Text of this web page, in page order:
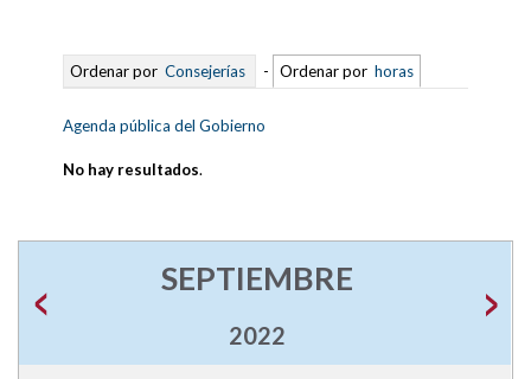
Ordenar por Consejerías - Ordenar por horas
Agenda pública del Gobierno
No hay resultados.
SEPTIEMBRE
2022